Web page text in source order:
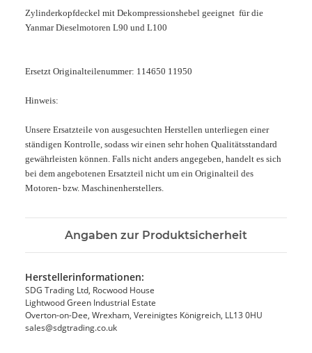
Zylinderkopfdeckel mit Dekompressionshebel geeignet für die
Yanmar Dieselmotoren L90 und L100
Ersetzt Originalteilenummer: 114650 11950
Hinweis:
Unsere Ersatzteile von ausgesuchten Herstellen unterliegen einer
ständigen Kontrolle, sodass wir einen sehr hohen Qualitätsstandard
gewährleisten können. Falls nicht anders angegeben, handelt es sich
bei dem angebotenen Ersatzteil nicht um ein Originalteil des
Motoren- bzw. Maschinenherstellers.
Angaben zur Produktsicherheit
Herstellerinformationen:
SDG Trading Ltd, Rocwood House
Lightwood Green Industrial Estate
Overton-on-Dee, Wrexham, Vereinigtes Königreich, LL13 0HU
sales@sdgtrading.co.uk